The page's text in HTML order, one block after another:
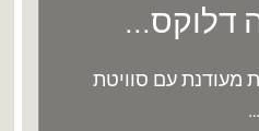
דלוקס...
מעודנת עם סוויטת